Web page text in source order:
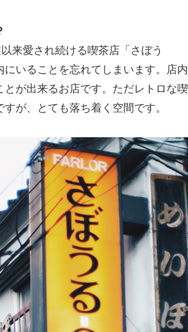
来愛され続ける喫茶店「さぼう
いることを忘れてしまいます。店内
が出来るお店です。ただレトロな喫
が、とても落ち着く空間です。